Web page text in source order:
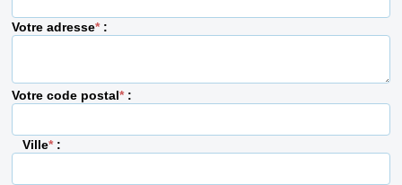
Votre adresse*:
Votre code postal*:
Ville*: